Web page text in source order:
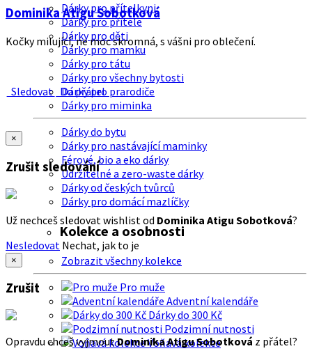
Dárky pro přítelkyni
Dárky pro přítele
Dárky pro děti
Dárky pro mamku
Dárky pro tátu
Dárky pro všechny bytosti
Dárky pro prarodiče
Dárky pro miminka
Dárky do bytu
Dárky pro nastávající maminky
Férové, bio a eko dárky
Udržitelné a zero-waste dárky
Dárky od českých tvůrců
Dárky pro domácí mazlíčky
Kolekce a osobnosti
Zobrazit všechny kolekce
Pro muže
Adventní kalendáře
Dárky do 300 Kč
Podzimní nutnosti
Voňavá kolekce
Dominika Atigu Sobotková
Kočky milující, ne moc skromná, s vášni pro oblečení.
Sledovat Do přátel
×
Zrušit sledování
Už nechceš sledovat wishlist od Dominika Atigu Sobotková?
Nesledovat Nechat, jak to je
×
Zrušit
Opravdu chceš vyjmoutDominika Atigu Sobotková z přátel?